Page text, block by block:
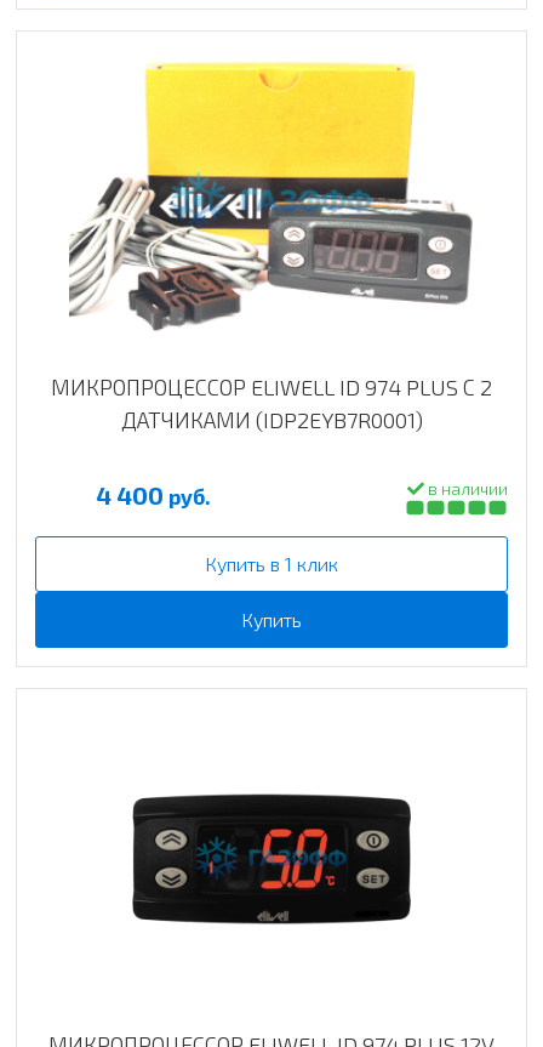
МИКРОПРОЦЕССОР ELIWELL ID 974 PLUS С 2
ДАТЧИКАМИ (IDP2EYB7R0001)
4 400 руб. в наличии
Купить в 1 клик
Купить